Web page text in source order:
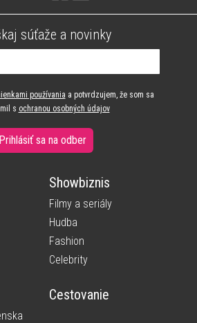
súťaže a novinky
používania a potvrdzujem, že som sa
s ochranou osobných údajov
Prihlásiť sa na odber
Showbiznis
Filmy a seriály
Hudba
Fashion
Celebrity
Cestovanie